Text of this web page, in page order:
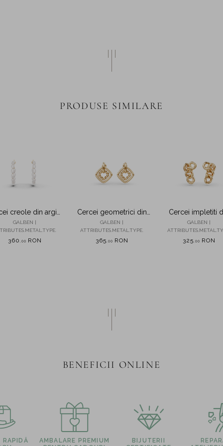
PRODUSE SIMILARE
creole din argint
cu perle de
cultura
GALBEN |
360 , 00 RON
Cercei geometrici din
argint galben cu surub
si impletituri
GALBEN |
ATTRIBUTES.METAL.TYPE.
365, 00 RON
Cercei impletiti
argint galben cu
GALBEN |
325, 00 RON
BENEFICII ONLINE
RAPIDĂ
AMBALARE PREMIUM
BIJUTERII